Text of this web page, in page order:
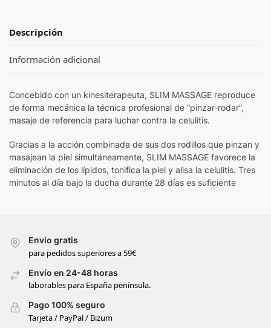
Descripción
Información adicional
Concebido con un kinesiterapeuta, SLIM MASSAGE reproduce
de forma mecánica la técnica profesional de “pinzar-rodar”,
masaje de referencia para luchar contra la celulitis.
Gracias a la acción combinada de sus dos rodillos que pinzan y
masajean la piel simultáneamente, SLIM MASSAGE favorece la
eliminación de los lípidos, tonifica la piel y alisa la celulitis. Tres
minutos al día bajo la ducha durante 28 días es suficiente
Envío gratis
para pedidos superiores a 59€
Envío en 24-48 horas
laborables para España península.
Pago 100% seguro
Tarjeta / PayPal / Bizum